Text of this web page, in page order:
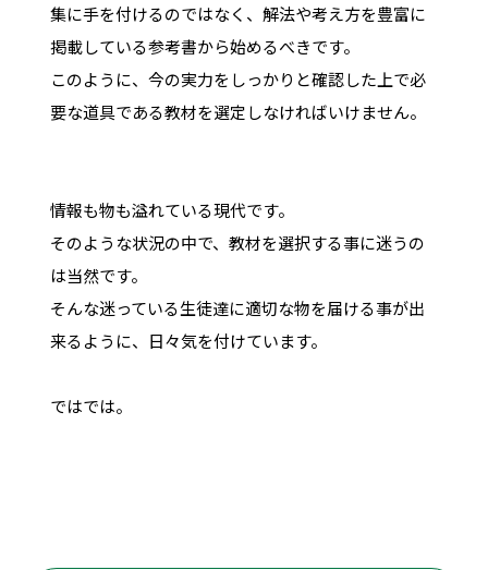
集に手を付けるのではなく、解法や考え方を豊富に
掲載している参考書から始めるべきです。
このように、今の実力をしっかりと確認した上で必
要な道具である教材を選定しなければいけません。
情報も物も溢れている現代です。
そのような状況の中で、教材を選択する事に迷うの
は当然です。
そんな迷っている生徒達に適切な物を届ける事が出
来るように、日々気を付けています。
ではでは。